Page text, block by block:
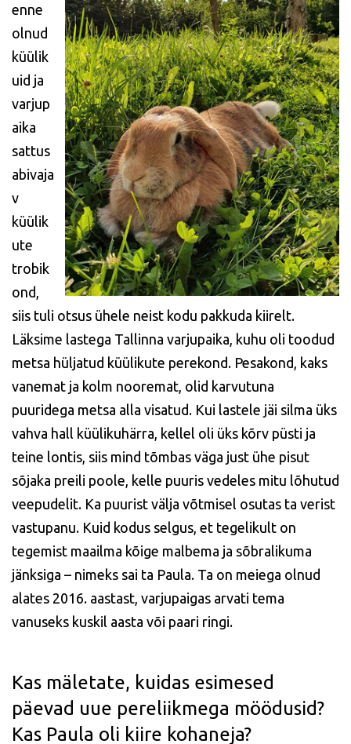
enne
olnud
küülik
uid ja
varjup
aika
sattus
abivaja
v
küülik
ute
trobik
ond,
siis tuli otsus ühele neist kodu pakkuda kiirelt.
Läksime lastega Tallinna varjupaika, kuhu oli toodud
metsa hüljatud küülikute perekond. Pesakond, kaks
vanemat ja kolm nooremat, olid karvutuna
puuridega metsa alla visatud. Kui lastele jäi silma üks
vahva hall küülikuhärra, kellel oli üks kõrv püsti ja
teine lontis, siis mind tõmbas väga just ühe pisut
sõjaka preili poole, kelle puuris vedeles mitu lõhutud
veepudelit. Ka puurist välja võtmisel osutas ta verist
vastupanu. Kuid kodus selgus, et tegelikult on
tegemist maailma kõige malbema ja sõbralikuma
jänksiga – nimeks sai ta Paula. Ta on meiega olnud
alates 2016. aastast, varjupaigas arvati tema
vanuseks kuskil aasta või paari ringi.
Kas mäletate, kuidas esimesed
päevad uue pereliikmega möödusid?
Kas Paula oli kiire kohaneja?